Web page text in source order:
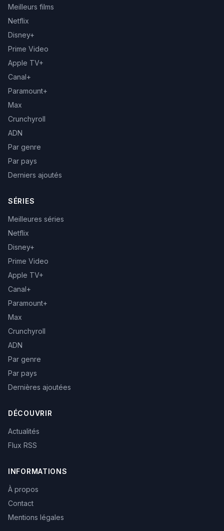
Meilleurs films
Netflix
Disney+
Prime Video
Apple TV+
Canal+
Paramount+
Max
Crunchyroll
ADN
Par genre
Par pays
Derniers ajoutés
SÉRIES
Meilleures séries
Netflix
Disney+
Prime Video
Apple TV+
Canal+
Paramount+
Max
Crunchyroll
ADN
Par genre
Par pays
Dernières ajoutées
DÉCOUVRIR
Actualités
Flux RSS
INFORMATIONS
À propos
Contact
Mentions légales